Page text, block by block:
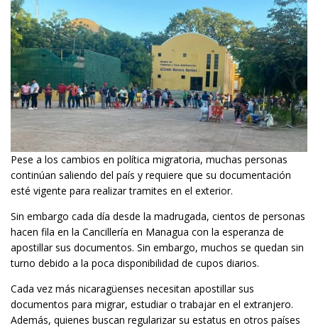
Pese a los cambios en política migratoria, muchas personas
continúan saliendo del país y requiere que su documentación
esté vigente para realizar tramites en el exterior.
Sin embargo cada día desde la madrugada, cientos de personas
hacen fila en la Cancillería en Managua con la esperanza de
apostillar sus documentos. Sin embargo, muchos se quedan sin
turno debido a la poca disponibilidad de cupos diarios.
Cada vez más nicaragüenses necesitan apostillar sus
documentos para migrar, estudiar o trabajar en el extranjero.
Además, quienes buscan regularizar su estatus en otros países